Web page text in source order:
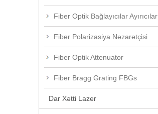
Fiber Optik Bağlayıcılar Ayırıcılar
Fiber Polarizasiya Nəzarətçisi
Fiber Optik Attenuator
Fiber Bragg Grating FBGs
Dar Xətti Lazer